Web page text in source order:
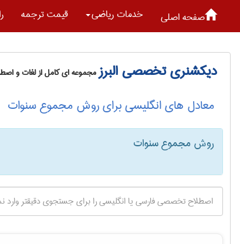
صفحه اصلی خدمات رياضی قیمت ترجمه
دیکشنری تخصصی البرزمجموعه ای کامل از لغات و
معادل های انگلیسی برای روش مجموع سنوات
روش مجموع سنوات